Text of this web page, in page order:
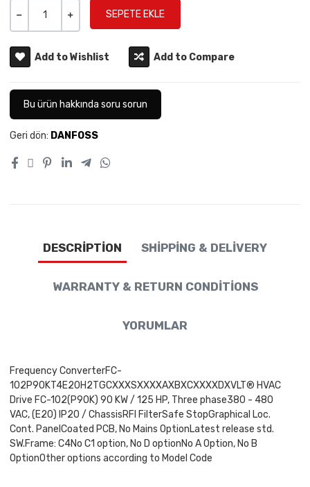
Add to Wishlist Add to Compare
Bu ürün hakkında soru sorun
Geri dön: DANFOSS
DESCRIPTION SHIPPING & DELIVERY
WARRANTY & RETURN CONDITIONS
YORUMLAR
Frequency ConverterFC-
102P90KT4E20H2TGCXXXSXXXXAXBXCXXXXDXVLT® HVAC
Drive FC-102(P90K) 90 KW / 125 HP, Three phase380 - 480
VAC, (E20) IP20 / ChassisRFI FilterSafe StopGraphical Loc.
Cont. PanelCoated PCB, No Mains OptionLatest release std.
SW.Frame: C4No C1 option, No D optionNo A Option, No B
OptionOther options according to Model Code